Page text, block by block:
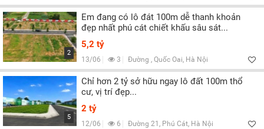
2
Em đang có lô đát 100m dễ thanh khoản
đẹp nhất phú cát chiết khấu sâu sát...
5,2 tỷ
13/06 3 Đường , Quốc Oai, Hà Nội
5
Chỉ hơn 2 tỷ sở hữu ngay lô đất 100m thổ
cư, vị trí đẹp...
2 tỷ
12/06 6 Đường 21, Phú Cát, Hà Nội